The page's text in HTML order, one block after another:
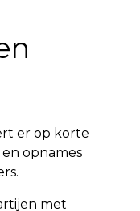
er op korte
opnames
met